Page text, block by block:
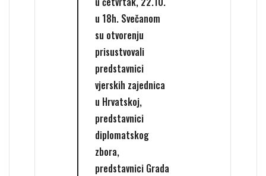
u 18h. Svečanom
su otvorenju
prisustvovali
predstavnici
vjerskih zajednica
u Hrvatskoj,
predstavnici
diplomatskog
zbora,
predstavnici Grada